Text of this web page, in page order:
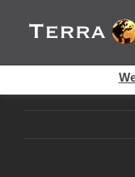
Inhalt
springen
Cookies helfen auf
Dienste. Durch die